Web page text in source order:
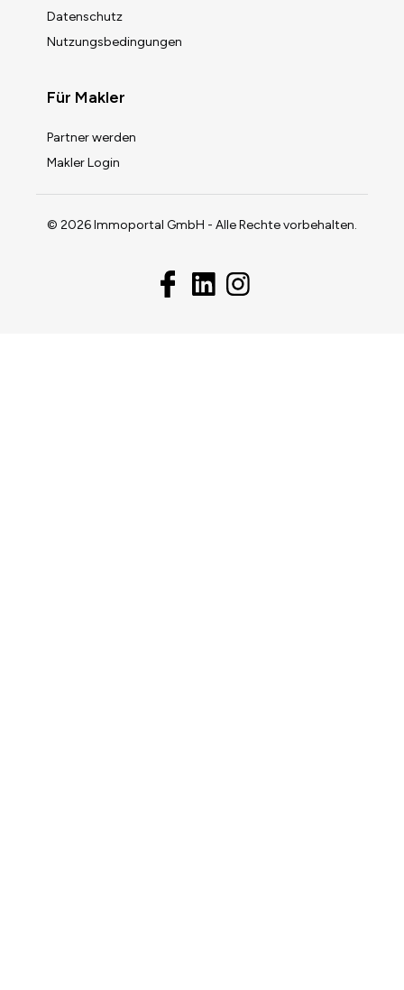
Datenschutz
Nutzungsbedingungen
Für Makler
Partner werden
Makler Login
© 2026 Immoportal GmbH - Alle Rechte vorbehalten.